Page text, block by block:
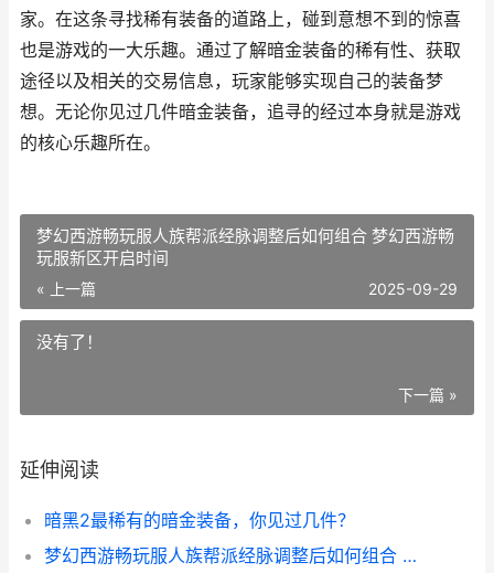
家。在这条寻找稀有装备的道路上，碰到意想不到的惊喜
也是游戏的一大乐趣。通过了解暗金装备的稀有性、获取
途径以及相关的交易信息，玩家能够实现自己的装备梦
想。无论你见过几件暗金装备，追寻的经过本身就是游戏
的核心乐趣所在。
梦幻西游畅玩服人族帮派经脉调整后如何组合 梦幻西游畅
玩服新区开启时间
« 上一篇 2025-09-29
没有了！
下一篇 »
延伸阅读
暗黑2最稀有的暗金装备，你见过几件？
梦幻西游畅玩服人族帮派经脉调整后如何组合 梦幻西游畅玩服新区开启时间